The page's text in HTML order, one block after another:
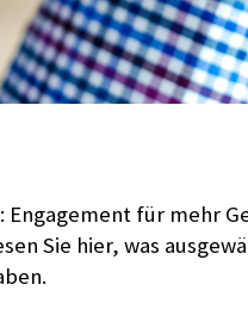
für mehr
Sie hier, was